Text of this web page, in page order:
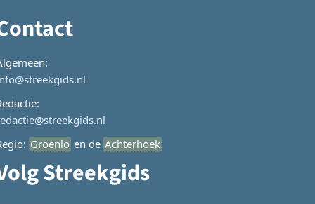
Groenlo en de Achterhoek
Streekgids